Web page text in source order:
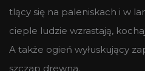
tlący się na paleniskach i w
cieple ludzie wzrastają,
A także ogień wyłuskujący
szczap drewna.